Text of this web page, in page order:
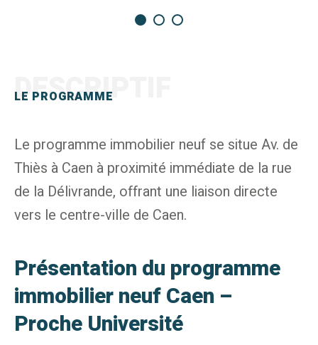
LE PROGRAMME
DESCRIPTIF
Le programme immobilier neuf se situe Av. de
Thiès à Caen à proximité immédiate de la rue
de la Délivrande, offrant une liaison directe
vers le centre-ville de Caen.
Présentation du programme
immobilier neuf Caen –
Proche Université